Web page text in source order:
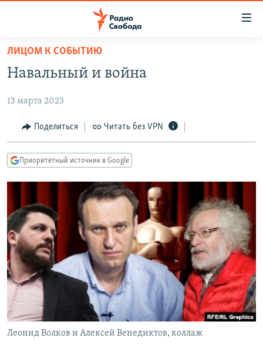
упрощенного
доступа
содержанию
Вернутся
Вернутся
поиску
АВТОРСКИЕ ПРОЕКТЫ
ЦИТАТЫ СВОБОДЫ
КУЛЬТУРА
КАВКАЗ.РЕАЛИИ
СЕВЕР.РЕАЛИИ
СИБИРЬ.РЕАЛИИ
РАСПИСАНИЕ ВЕЩАНИЯ
ПОДПИШИТЕСЬ НА РАССЫЛКУ
ЛИЦОМ К СОБЫТИЮ
Навальный и война
13 марта 2023
Поделиться Читать без VPN
Приоритетный источник в Google
Леонид Волков и Алексей Венедиктов, коллаж